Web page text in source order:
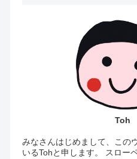
Toh
みなさんはじめまして、この
いるTohと申します。 スロー